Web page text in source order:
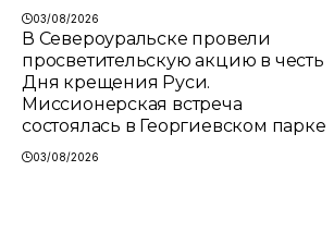
03/08/2026
В Североуральске провели
просветительскую акцию в честь
Дня крещения Руси.
Миссионерская встреча
состоялась в Георгиевском парке
03/08/2026